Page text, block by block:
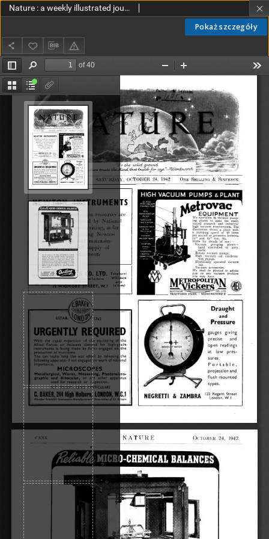
Pokaż szczegóły
Nature : a weekly illustrated journal of science vol. 150 no. 3808 (1942)